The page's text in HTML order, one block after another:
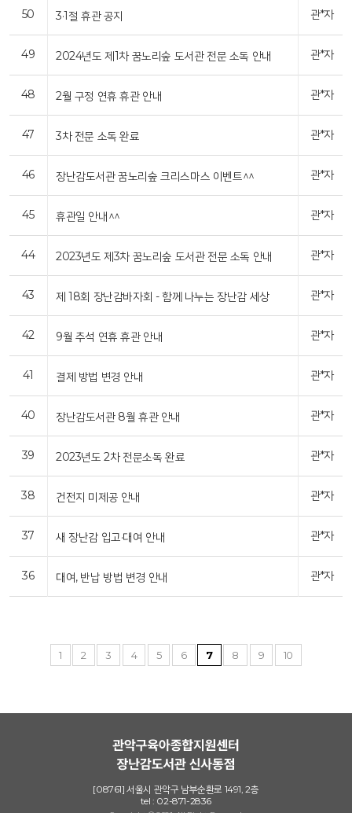
50 3·1절 휴관 공지 관*자
49 2024년도 제1차 꿈노리숲 도서관 전문 소독 안내 관*자
48 2월 구정 연휴 휴관 안내 관*자
47 3차 전문 소독 완료 관*자
46 장난감도서관 꿈노리숲 크리스마스 이벤트^^ 관*자
45 휴관일 안내^^ 관*자
44 2023년도 제3차 꿈노리숲 도서관 전문 소독 안내 관*자
43 제 18회 장난감바자회 - 함께 나누는 장난감 세상 관*자
42 9월 추석 연휴 휴관 안내 관*자
41 결제 방법 변경 안내 관*자
40 장난감도서관 8월 휴관 안내 관*자
39 2023년도 2차 전문소독 완료 관*자
38 건전지 미제공 안내 관*자
37 새 장난감 입고·대여 안내 관*자
36 대여, 반납 방법 변경 안내 관*자
1 2 3 4 5 6 7 8 9 10
[08761] 서울시 관악구 남부순환로 1491, 2층
tel : 02-871-2836